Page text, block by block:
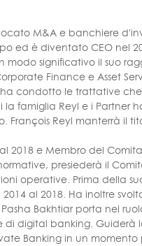
M&A e banchiere
ed è diventato CEO nel
modo significativo il suo
Finance e Asset
ha condotto le trattative
la famiglia Reyl e i
Reyl manterrà il
2018 e Membro del
presiederà il
operative. Prima della
al 2018. Ha inoltre
Bakhtiar porta nel
di digital banking.
Banking in un